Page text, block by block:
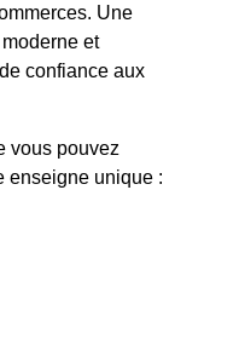
Une
et
confiance aux
vous pouvez
enseigne unique :